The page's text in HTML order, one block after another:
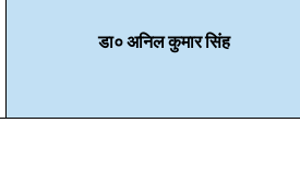
डा० अनिल कुमार सिंह